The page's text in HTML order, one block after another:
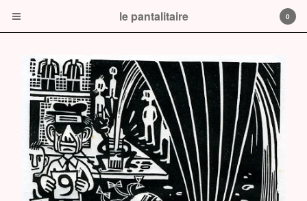
Cart $0.00
0
Products
0
le pantalitaire